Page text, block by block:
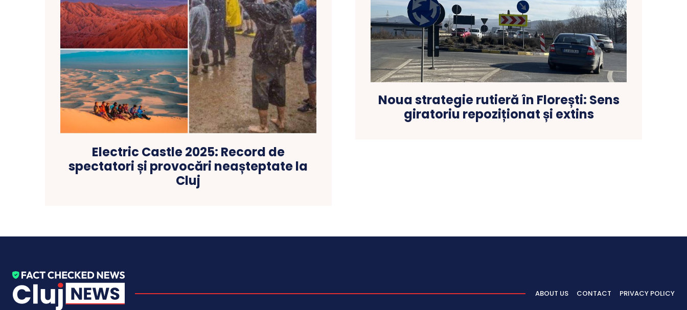
Electric Castle 2025: Record de
spectatori și provocări neașteptate la
Cluj
Noua strategie rutieră în Florești: Sens
giratoriu repoziționat și extins
ABOUT US CONTACT PRIVACY POLICY